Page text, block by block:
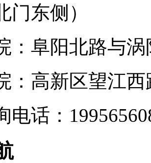
门东侧）
：阜阳北路与
：高新区望江
电话：